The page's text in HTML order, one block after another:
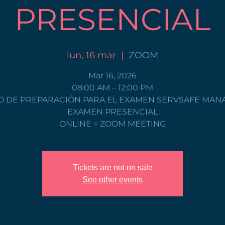
PRESENCIAL
lun, 16 mar
  |
ZOOM
Mar 16, 2026
08:00 AM – 12:00 PM
DE PREPARACIÓN PARA EL EXAMEN SERVSAFE
EXAMEN PRESENCIAL
ONLINE = ZOOM MEETING
Tickets are not on sale
See other events